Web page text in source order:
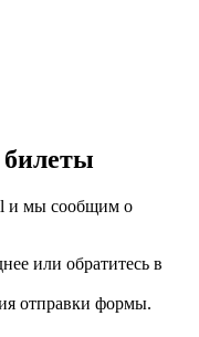
и мы сообщим о
или обратитесь в
отправки формы.